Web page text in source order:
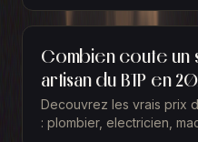
Combien coute un
artisan du BTP en
Decouvrez les vrais prix
: plombier, electricien,